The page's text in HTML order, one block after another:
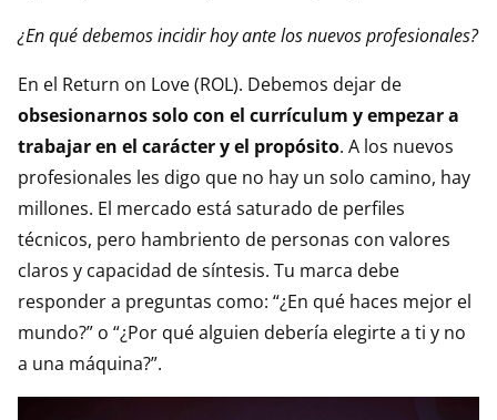
¿En qué debemos incidir hoy ante los nuevos profesionales?
En el Return on Love (ROL). Debemos dejar de
obsesionarnos solo con el currículum y empezar a
trabajar en el carácter y el propósito. A los nuevos
profesionales les digo que no hay un solo camino, hay
millones. El mercado está saturado de perfiles
técnicos, pero hambriento de personas con valores
claros y capacidad de síntesis. Tu marca debe
responder a preguntas como: “¿En qué haces mejor el
mundo?” o “¿Por qué alguien debería elegirte a ti y no
a una máquina?”.